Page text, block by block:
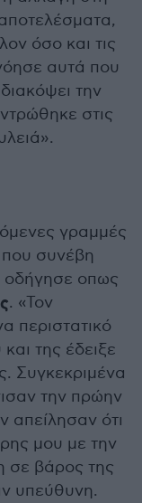
όσο και τις
αυτά που
την
στις
γραμμές
που συνέβη
οδήγησε οπως
. «Τον
περιστατικό
της έδειξε
Συγκεκριμένα
την πρώην
απείλησαν ότι
μου με την
σε βάρος της
υπεύθυνη.